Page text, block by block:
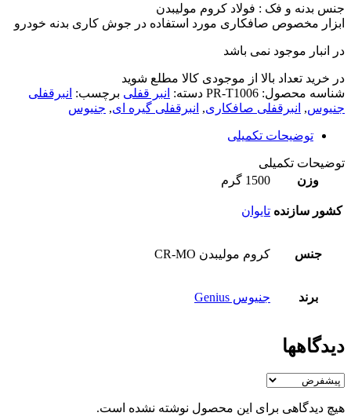
جنس بدنه و فک : فولاد کروم مولیبدن
ابزار مخصوص صافکاری مورد استفاده در جوش کاری بدنه خودرو
در انبار موجود نمی باشد
در خرید تعداد بالا از موجودی کالا مطلع شوید
شناسه محصول: PR-T1006 دسته: انبر قفلی برچسب: انبرقفلی
جنیوس, انبرقفلی صافکاری, انبرقفلی گیره ای, جنیوس
توضیحات تکمیلی
توضیحات تکمیلی
وزن
1500 گرم
کشور سازنده تایوان
جنس کروم مولیبدن CR-MO
برند جنیوس Genius
دیدگاهها
هیچ دیدگاهی برای این محصول نوشته نشده است.